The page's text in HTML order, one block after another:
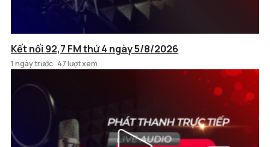
Kết nối 92,7 FM thứ 4 ngày 5/8/2026
1 ngày trước 47 lượt xem